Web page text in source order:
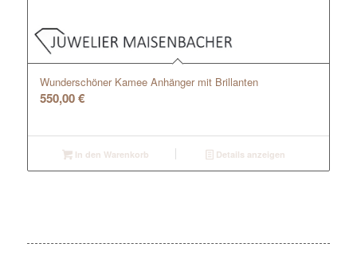
Wunderschöner Kamee Anhänger mit Brillanten
550,00€
In den Warenkorb Details anzeigen